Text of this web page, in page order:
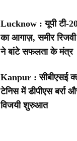
Lucknow : यूपी टी-
का आगाज़, समीर
ने बांटे सफलता के मंत्र
Kanpur : सीबीएसई
टेनिस में डीपीएस बर्रा
विजयी शुरुआत